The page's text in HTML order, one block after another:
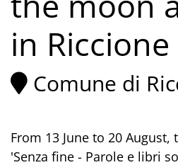
in Riccione
Comune di
From 13 June to 20
'Senza fine - Parole e libri